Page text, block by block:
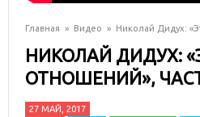
Главная » Видео » Николай Дидух:
НИКОЛАЙ ДИДУХ:
ОТНОШЕНИЙ»,
27 МАЙ, 2017